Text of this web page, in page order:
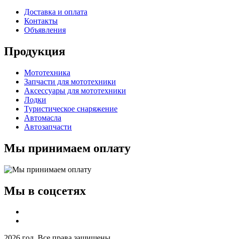
Доставка и оплата
Контакты
Объявления
Продукция
Мототехника
Запчасти для мототехники
Аксессуары для мототехники
Лодки
Туристическое снаряжение
Автомасла
Автозапчасти
Мы принимаем оплату
Мы в соцсетях